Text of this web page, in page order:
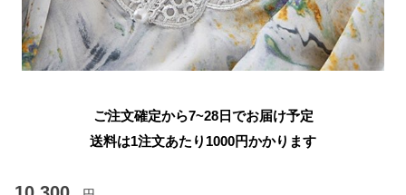
ご注文確定から7~28日でお届け予定
送料は1注文あたり 1000円かかります